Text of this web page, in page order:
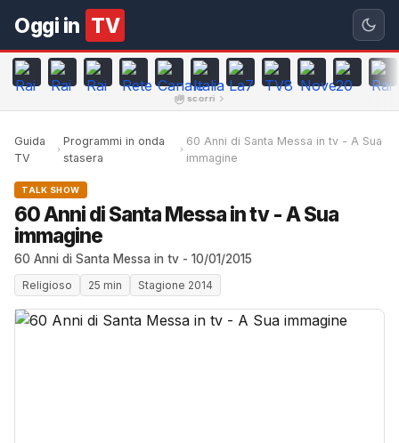
Oggi in TV
scorri
Guida
TV
Programmi in onda
stasera
60 Anni di Santa Messa in tv - A Sua
immagine
TALK SHOW
60 Anni di Santa Messa in tv - A Sua
immagine
60 Anni di Santa Messa in tv - 10/01/2015
Religioso 25 min Stagione 2014